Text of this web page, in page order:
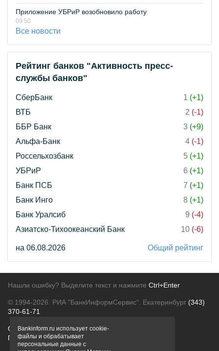
Приложение УБРиР возобновило работу
09:50
Все новости
Рейтинг банков "Активность пресс-
службы банков"
СберБанк 1 (+1)
ВТБ
2 (-1)
ББР Банк
3 (+9)
Альфа-Банк
4 (-1)
Россельхозбанк
5 (+1)
УБРиР
6 (+1)
Банк ПСБ
7 (+1)
Банк Инго
8 (+1)
Банк Уралсиб
9 (-4)
Азиатско-Тихоокеанский Банк
10 (-6)
на 06.08.2026 Общий рейтинг
Нашли ошибку? Выделите текст и нажмите Ctrl+Enter
© 1994-2026. РИА "БанкИнформСервис". Екатеринбург (343)
370-61-71
О проектеПолитика конфиденциальности
Правовая информацияДля рекламодателей
Bankinform.ru использует cookie-
файлы и обрабатывает
персональные данные с